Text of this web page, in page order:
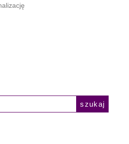
szukaj